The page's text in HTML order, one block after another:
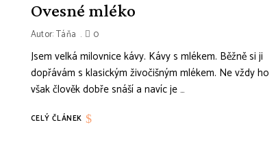
Ovesné mléko
Autor:Táňa 0
Jsem velká milovnice kávy. Kávy s mlékem. Běžně si ji
dopřávám s klasickým živočišným mlékem. Ne vždy ho
však člověk dobře snáší a navíc je …
CELÝ ČLÁNEK